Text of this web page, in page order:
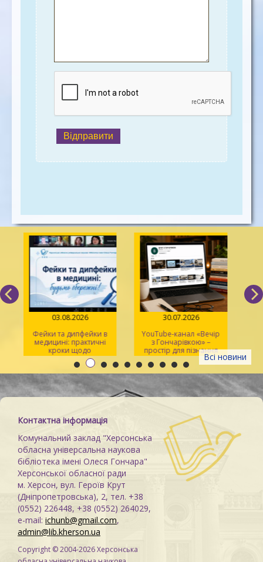
Відправити
Всі новини
03.08.2026
Фейки та дипфейки в
медицині: практичні
кроки щодо
розпізнавання
30.07.2026
YouTube-канал «Вечір
з Гончарівкою» –
простір для пізнання
та натхнення
Контактна інформація
Комунальний заклад "Херсонська
обласна універсальна наукова
бібліотека імені Олеся Гончара"
Херсонської обласної ради
м. Херсон, вул. Героїв Крут
(Дніпропетровська), 2, тел. +38
(0552) 226448, +38 (0552) 264029,
e-mail: ichunb@gmail.com,
admin@lib.kherson.ua
Copyright © 2004-2026 Херсонська